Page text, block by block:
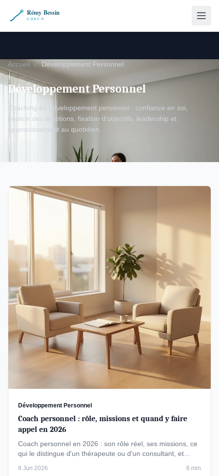
Accueil / Développement Personnel
Développement Personnel
Coaching en développement personnel : confiance en soi,
gestion des émotions, fixation d'objectifs, leadership et
épanouissement au quotidien.
Développement Personnel
Coach personnel : rôle, missions et quand y faire
appel en 2026
Coach personnel en 2026 : son rôle réel, ses missions, ce
qui le distingue d'un thérapeute ou d'un consultant, et
8 Jun 2026 8 min